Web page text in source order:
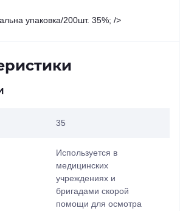
упаковка/200шт. 35%; />
35
Используется в
медицинских
учреждениях и
бригадами скорой
помощи для осмотра